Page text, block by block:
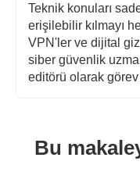
Teknik konuları
erişilebilir kılmayı
VPN'ler ve dijital
siber güvenlik
editörü olarak görev
Bu